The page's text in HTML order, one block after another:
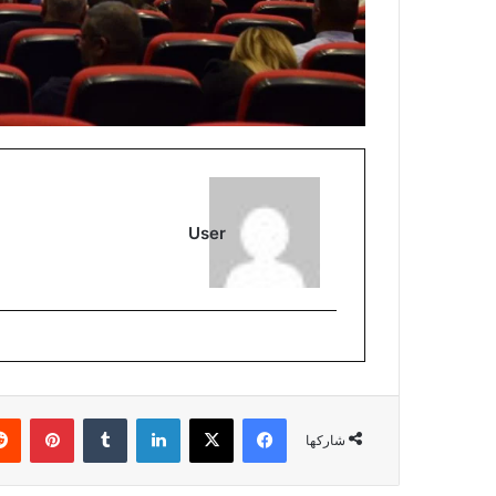
User
شاركها
فيسبوك ‫X لينكدإن